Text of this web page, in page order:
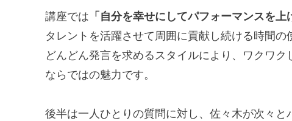
講座では 「自分を幸せにしてパフォーマンスを上
タレントを活躍させて周囲に貢献し続ける時間
どんどん発言を求めるスタイルにより、ワクワ
ならではの魅力です。
後半は一人ひとりの質問に対し、佐々木が次々と